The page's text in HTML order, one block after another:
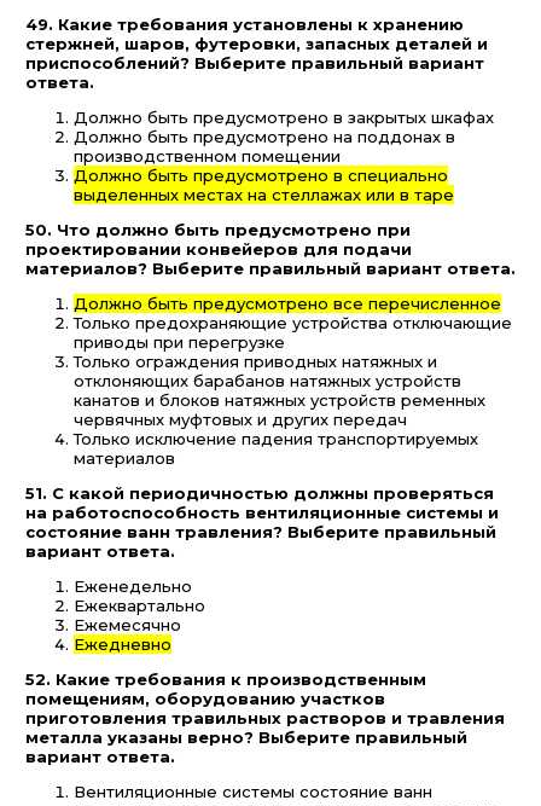
49. Какие требования установлены к хранению
стержней, шаров, футеровки, запасных деталей и
приспособлений? Выберите правильный вариант
ответа.
Должно быть предусмотрено в закрытых шкафах
Должно быть предусмотрено на поддонах в
производственном помещении
Должно быть предусмотрено в специально
выделенных местах на стеллажах или в таре
50. Что должно быть предусмотрено при
проектировании конвейеров для подачи
материалов? Выберите правильный вариант ответа.
Должно быть предусмотрено все перечисленное
Только предохраняющие устройства отключающие
приводы при перегрузке
Только ограждения приводных натяжных и
отклоняющих барабанов натяжных устройств
канатов и блоков натяжных устройств ременных
червячных муфтовых и других передач
Только исключение падения транспортируемых
материалов
51. С какой периодичностью должны проверяться
на работоспособность вентиляционные системы и
состояние ванн травления? Выберите правильный
вариант ответа.
Еженедельно
Ежеквартально
Ежемесячно
Ежедневно
52. Какие требования к производственным
помещениям, оборудованию участков
приготовления травильных растворов и травления
металла указаны верно? Выберите правильный
вариант ответа.
Вентиляционные системы состояние ванн